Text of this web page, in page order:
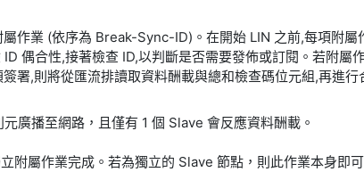
作業 (依序為 Break-Sync-ID)。在開始 LIN 之前,每項附
偶合性,接著檢查 ID,以判斷是否需要發佈或訂閱。若附屬
署,則將從匯流排讀取資料酬載與總和檢查碼位元組,再進
廣播至網路，且僅有 1 個 Slave 會反應資料酬載。
屬作業完成。若為獨立的 Slave 節點，則此作業本身即